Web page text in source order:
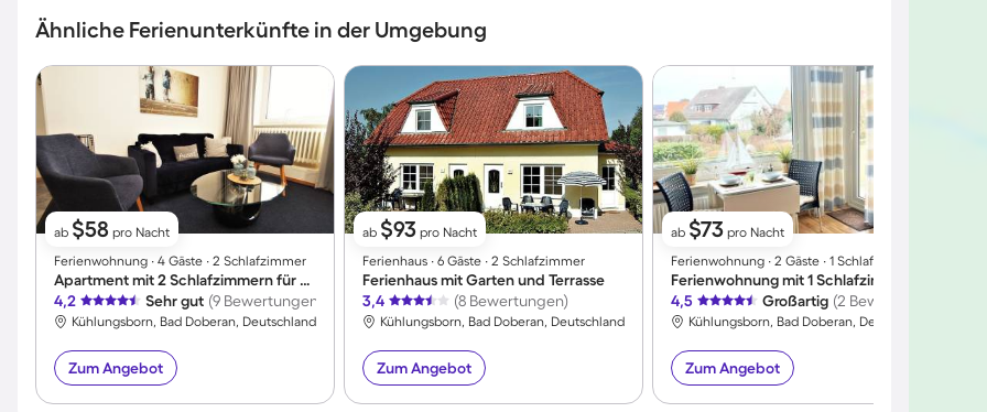
Ähnliche Ferienunterkünfte in der Umgebung
ab $58 pro Nacht
Ferienwohnung ∙ 4 Gäste ∙ 2 Schlafzimmer
Apartment mit 2 Schlafzimmern für 4 Personen
4,2
Sehr gut (9 Bewertungen)
Kühlungsborn, Bad Doberan, Deutschland
Zum Angebot
ab $93 pro Nacht
Ferienhaus ∙ 6 Gäste ∙ 2 Schlafzimmer
Ferienhaus mit Garten und Terrasse
3,4
(8 Bewertungen)
Kühlungsborn, Bad Doberan, Deutschland
Zum Angebot
ab $73 pro Nacht
Ferienwohnung ∙ 2 Gäste ∙ 1 Schlafzimmer
4,5
Großartig (2 Bewertungen)
Kühlungsborn, Bad Doberan, Deutschland
Zum Angebot